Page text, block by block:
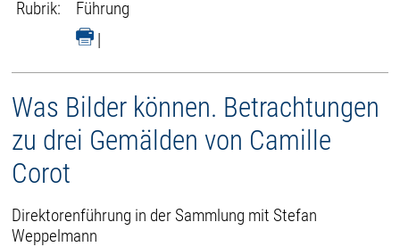
Rubrik:
Führung
|
Was Bilder können. Betrachtungen
zu drei Gemälden von Camille
Corot
Direktorenführung in der Sammlung mit Stefan
Weppelmann